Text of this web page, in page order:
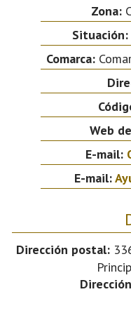
Zona:
Situación:
Comarca:
Web
E-mail:
E-mail:
Dirección postal: